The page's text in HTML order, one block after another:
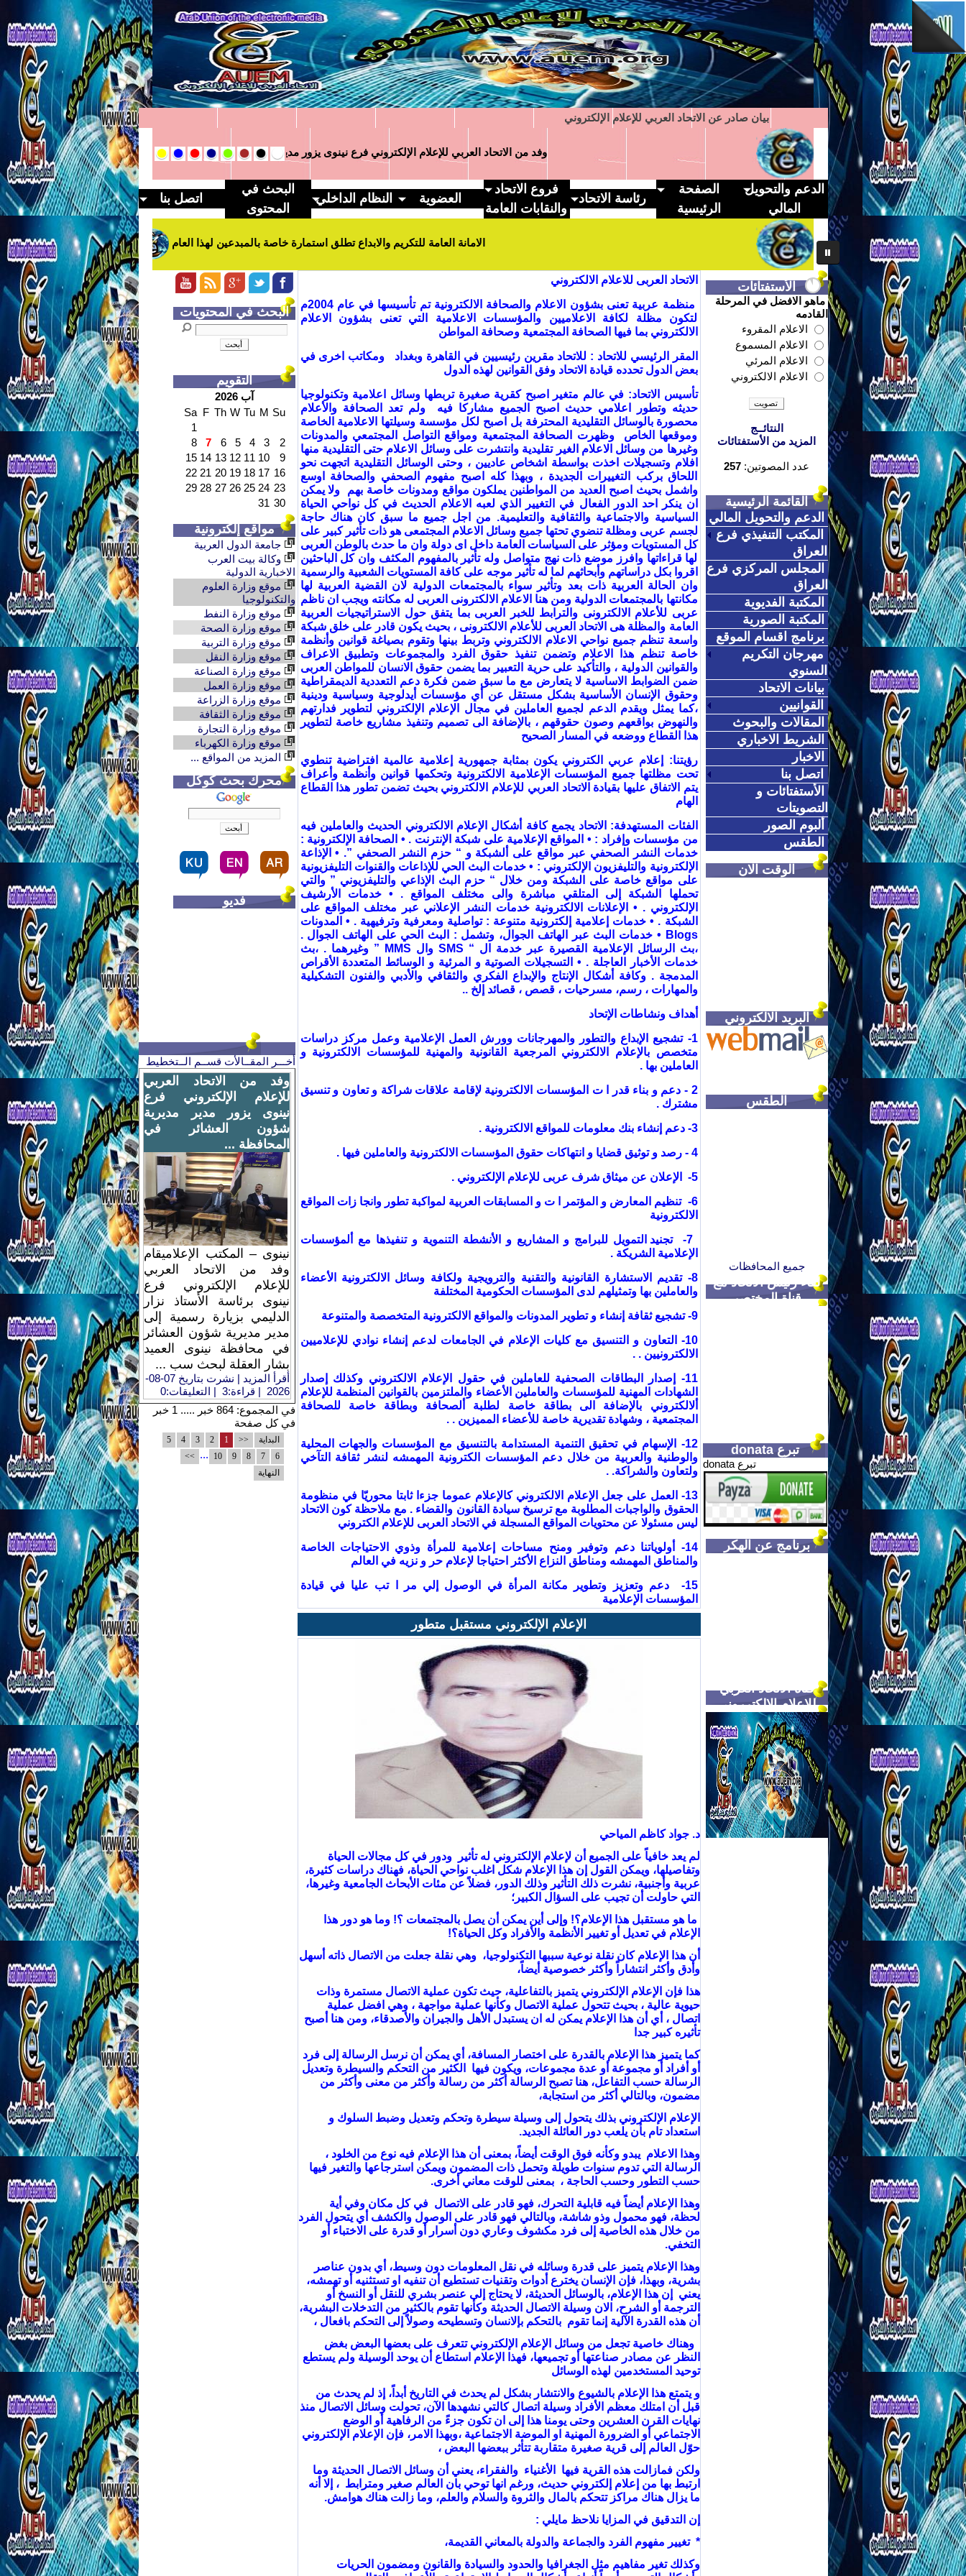
بيان صادر عن الاتحاد العربي للإعلام الإلكتروني
وفد من الاتحاد العربي للإعلام الإلكتروني فرع نينوى يزور مدير مديرية شؤون العشائر في المحافظة وفد من الاتحاد العربي
الدعم والتحويل
المالي
الصفحة
الرئيسية
رئاسة الاتحاد
فروع الاتحاد
والنقابات العامة
العضوية النظام الداخلي
البحث في
المحتوى
اتصل بنا
الامانة العامة للتكريم والابداع تطلق استمارة خاصة بالمبدعين لهذا العام الاتحاد العربي يبدء اول اجتماعات
1 2 3 5 6 7
الأستفتائات
ماهو الافضل في المرحلة
القادمه
الاعلام المقروء
الاعلام المسموع
الاعلام المرئي
الاعلام الالكتروني
النتائــج
المزيد من الأستفتائات
عدد المصوتين: 257
القائمة الرئيسية
الدعم والتحويل المالي
المكتب التنفيذي فرع
العراق
المجلس المركزي فرع
العراق
المكتبة الفديوية
المكتبة الصورية
برنامج اقسام الموقع
مهرجان التكريم
السنوي
بيانات الاتحاد
القوانيين
المقالات والبحوث
الشريط الاخباري
الاخبار
اتصل بنا
الأستفتائات و
التصويتات
ألبوم الصور
الطقس
الوقت الان
البريد الالكتروني
الطقس
جميع المحافظات
لقاء رئيس الاتحاد مع
قناة المختصر
تبرع donata
تبرع donata
برنامج عن الهكر
قناة الاتحاد العربي
للاعلام الالكترروني
الاتحاد العربى للاعلام الالكتروني
منظمة عربية تعنى بشؤون الاعلام والصحافة الالكترونية تم تأسيسها في عام 2004م
لتكون مظلة لكافة الاعلاميين والمؤسسات الاعلامية التي تعنى بشؤون الاعلام
الالكتروني بما فيها الصحافة المجتمعية وصحافة المواطن
المقر الرئيسي للاتحاد : للاتحاد مقرين رئيسيين في القاهرة وبغداد ومكاتب اخرى في
بعض الدول تحدده قيادة الاتحاد وفق القوانين لهذه الدول
تأسيس الاتحاد: في عالم متغير اصبح كقرية صغيرة تربطها وسائل اعلامية وتكنولوجيا
حديثه وتطور اعلامي حديث اصبح الجميع مشاركا فيه ولم تعد الصحافة والأعلام
محصورة بالوسائل التقليدية المحترفة بل اصبح لكل مؤسسة وسيلتها الاعلامية الخاصة
وموقعها الخاص وظهرت الصحافة المجتمعية ومواقع التواصل المجتمعي والمدونات
وغيرها من وسائل الاعلام الغير تقليدية وانتشرت على وسائل الاعلام حتى التقليدية منها
افلام وتسجيلات اخذت بواسطة اشخاص عاديين ، وحتى الوسائل التقليدية اتجهت نحو
اللحاق بركب التغييرات الجديدة ، وبهذا كله اصبح مفهوم الصحفي والصحافة اوسع
واشمل بحيث اصبح العديد من المواطنين يملكون مواقع ومدونات خاصة بهم ولا يمكن
ان ينكر احد الدور الفعال في التغيير الذي لعبه الاعلام الحديث في كل نواحي الحياة
السياسية والاجتماعية والثقافية والتعليمية. من اجل جميع ما سبق كان هناك حاجة
لجسم عربى ومظلة تنضوي تحتها جميع وسائل الاعلام المجتمعى هو ذات تأثير كبير على
كل المستويات ومؤثر على السياسات العامة داخل اى دولة وان ما حدث بالوطن العربى
لها قراءاتها وافرز موضع ذات نهج متواصل وله تأثير بالمفهوم المكثف وان كل الباحثين
اقروا بكل دراساتهم وأبحاثهم لما له تأثير موجه على كافة المستويات الشعبية والرسمية
وان الحالة العربية ذات بعد وتأثير سواء بالمجتمعات الدولية لان القضية العربية لها
مكانتها بالمجتمعات الدولية ومن هنا الاعلام الالكترونى العربى له مكانته ويجب ان ناظم
عربى للأعلام الالكترونى والترابط للخبر العربى بما يتفق حول الاستراتيجيات العربية
العامة والمظلة هى الاتحاد العربى للأعلام الالكترونى ، بحيث يكون قادر على خلق شبكة
واسعة تنظم جميع نواحي الاعلام الالكتروني وتربط بينها وتقوم بصياغة قوانين وأنظمة
خاصة تنظم هذا الاعلام وتضمن تنفيذ حقوق الفرد والمجموعات وتطبيق الاعراف
والقوانين الدولية ، والتأكيد على حرية التعبير بما يضمن حقوق الانسان للمواطن العربى
ضمن الضوابط الاساسية لا يتعارض مع ما سبق ضمن فكرة دعم التعددية الديمقراطية
وحقوق الإنسان الأساسية بشكل مستقل عن أي مؤسسات أيدلوجية وسياسية ودينية
،كما يمثل ويقدم الدعم لجميع العاملين في مجال الإعلام الإلكتروني لتطوير فدارتهم
والنهوض بواقعهم وصون حقوقهم ، بالإضافة الى تصميم وتنفيذ مشاريع خاصة لتطوير
هذا القطاع ووضعه في المسار الصحيح
رؤيتنا:
إعلام عربي الكتروني يكون بمثابة جمهورية إعلامية عالمية افتراضية تنطوي
تحت مظلتها جميع المؤسسات الإعلامية الالكترونية وتحكمها قوانين وأنظمة وأعراف
يتم الاتفاق عليها بقيادة الاتحاد العربي للإعلام الالكتروني بحيث تضمن تطور هذا القطاع
الهام
الفئات المستهدفة: الاتحاد يجمع كافة أشكال الإعلام الالكتروني الحديث والعاملين فيه
من مؤسسات وإفراد : • المواقع الإعلامية على شبكة الإنترنت . • الصحافة الإلكترونية :
خدمات النشر الصحفي عبر مواقع على ألشبكة و “ حزم النشر الصحفي ”. • الإذاعة
الإلكترونية والتليفزيون الإلكتروني : • خدمات البث الحي للإذاعات والقنوات التليفزيونية
على مواقع خاصة على الشبكة ومن خلال “ حزم البث الإذاعي والتليفزيوني ” والتي
تحملها الشبكة إلى المتلقي مباشرة والى مختلف المواقع . •خدمات الأرشيف
الإلكتروني . •
الإعلانات الالكترونية خدمات النشر الإعلاني عبر مختلف المواقع على
الشبكة . • خدمات إعلامية إلكترونية متنوعة : تواصلية ومعرفية وترفيهية . • المدونات
Blogs •
خدمات البث عبر الهاتف الجوال، وتشمل : البث الحي على الهاتف الجوال .
،بث الرسائل الإعلامية القصيرة عبر خدمة ال “ SMS وال
وغيرهما . ،بث
خدمات الأخبار العاجلة . •
التسجيلات الصوتية و المرئية و الوسائط المتعددة الأقراص
المدمجة . وكافة أشكال الإنتاج والإبداع الفكري والثقافي والأدبي والفنون التشكيلية
والمهارات ، رسم، مسرحيات ، قصص ، قصائد إلخ ..
أهداف ونشاطات الإتحاد
1- تشجيع الإبداع والتطور والمهرجانات وورش العمل الإعلامية وعمل مركز دراسات
متخصص بالإعلام الالكتروني المرجعية القانونية والمهنية للمؤسسات الالكترونية و
العاملين بها .
2 - دعم و بناء قدر ا ت المؤسسات الالكترونية لإقامة علاقات شراكة و تعاون و تنسيق
مشترك .
3- دعم إنشاء بنك معلومات للمواقع الالكترونية .
4 - رصد و توثيق قضايا و انتهاكات حقوق المؤسسات الالكترونية والعاملين فيها .
5- الإعلان عن ميثاق شرف عربى للإعلام الإلكتروني .
6- تنظيم المعارض و المؤتمر ا ت و المسابقات العربية لمواكبة تطور وانجا زات المواقع
الالكترونية
7-
تجنيد التمويل للبرامج و المشاريع و الأنشطة التنموية و تنفيذها مع ألمؤسسات
الإعلامية الشريكة .
8- تقديم الاستشارة القانونية والتقنية والترويجية ولكافة وسائل الالكترونية الأعضاء
والعاملين بها وتمثيلهم لدى المؤسسات الحكومية المختلفة
9- تشجيع ثقافة إنشاء و تطوير المدونات والمواقع الالكترونية المتخصصة والمتنوعة
10- التعاون و التنسيق مع كليات الإعلام في الجامعات لدعم إنشاء نوادي للإعلاميين
الالكترونيين . .
11- إصدار البطاقات الصحفية للعاملين في حقول الإعلام الالكتروني وكذلك إصدار
الشهادات المهنية للمؤسسات والعاملين الأعضاء والملتزمين بالقوانين المنظمة للإعلام
ألالكتروني بالإضافة الى بطاقة خاصة لطلبة ألصحافة وبطاقة خاصة للصحافة
المجتمعية ، وشهادة تقديرية خاصة للأعضاء المميزين . .
12- الإسهام في تحقيق التنمية المستدامة بالتنسيق مع المؤسسات والجهات المحلية
والوطنية والعربية من خلال دعم المؤسسات الكترونية المهمشه لنشر ثقافة التآخي
ولتعاون والشراكة. .
13- العمل على جعل الإعلام الالكتروني كالإعلام عموما جزءا ثابتا محوريّا في منظومة
الحقوق والواجبات المطلوبة مع ترسيخ سيادة القانون والقضاء . مع ملاحظة كون الاتحاد
ليس مسئولا عن محتويات المواقع المسجلة في الاتحاد العربى للإعلام الكتروني
14- أولوياتنا دعم وتوفير ومنح مساحات إعلامية للمرأة وذوي الاحتياجات الخاصة
والمناطق المهمشه ومناطق النزاع الأكثر احتياجا لإعلام حر و نزيه في العالم
15- دعم وتعزيز وتطوير مكانة المرأة في الوصول إلي مر ا تب عليا في قيادة
المؤسسات الإعلامية
الإعلام الإلكتروني مستقبل متطور
د. جواد كاظم المياحي
لم يعد خافياً على الجميع أن لإعلام الإلكتروني له تأثير ودور في كل مجالات الحياة
وتفاصيلها، ويمكن القول إن هذا الإعلام شكل اغلب نواحي الحياة، فهناك دراسات كثيرة،
عربية وأجنبية، نشرت ذلك التأثير وذلك الدور، فضلاً عن مئات الأبحاث الجامعية وغيرها،
التي حاولت أن تجيب على السؤال الكبير؛
ما هو مستقبل هذا الإعلام؟! وإلى أين يمكن أن يصل بالمجتمعات ؟! وما هو دور هذا
الإعلام في تعديل أو تغيير الأنظمة والأفراد وكل الحياة؟!
أن هذا الإعلام كان نقلة نوعية سببها التكنولوجيا، وهي نقلة جعلت من الاتصال ذاته أسهل
وأدق وأكثر انتشاراً وأكثر خصوصية أيضاً،
هذا فإن الإعلام الإلكتروني يتميز بالتفاعلية، حيث تكون عملية الاتصال مستمرة وذات
حيوية عالية ، بحيث تتحول عملية الاتصال وكأنها عملية مواجهة ، وهي افضل عملية
اتصال ، أي أن هذا الإعلام يمكن له ان يستبدل الأهل والجيران والأصدقاء، ومن هنا أصبح
تأثيره كبير جدا
كما يتميز هذا الإعلام بالقدرة على اختصار المسافة، أي يمكن أن نرسل الرسالة إلى فرد
أو أفراد أو مجموعة أو عدة مجموعات، ويكون فيها الكثير من التحكم والسيطرة وتعديل
الرسالة حسب التفاعل، هنا تصبح الرسالة أكثر من رسالة وأكثر من معنى وأكثر من
مضمون، وبالتالي أكثر من استجابة،
الإعلام الإلكتروني بذلك يتحول إلى وسيلة سيطرة وتحكم وتعديل وضبط السلوك و
استعداد تام بأن يلعب دور العائلة الجديد.
وهذا الاعلام يبدو وكأنه فوق الوقت أيضاً، بمعنى أن هذا الإعلام فيه نوع من الخلود ،
الرسالة التي تدوم سنوات طويلة وتحمل ذات المضمون ويمكن استرجاعها والتغير فيها
حسب التطور وحسب الحاجة ، بمعنى للوقت معاني أخرى.
وهذا الإعلام أيضاً فيه قابلية التحرك، فهو قادر على الاتصال في كل مكان وفي أية
لحظة، فهو محمول وذو شاشة، وبالتالي فهو قادر على الوصول والكشف أي يتحول الفرد
من خلال هذه الخاصية إلى فرد مكشوف وعاري دون أسرار أو قدرة على الاختباء أو
التخفي.
وهذا الإعلام يتميز على قدرة وسائله في نقل المعلومات دون وسيط، أي بدون عناصر
بشرية، وبهذا، فإن الإنسان يخترع أدوات وتقنيات تستطيع أن تنفيه او تستثنيه أو تهمشه،
يعني إن هذا الإعلام، بالوسائل الحديثة، لا يحتاج إلى عنصر بشري للنقل أو النسخ أو
الترجمة أو الشرح، الان وسيلة الاتصال الحديثة وكأنها تقوم بالكثير من التدخلات البشرية،
أن هذه القدرة الآلية إنما تقوم بالتحكم بإلانسان وتسطيحه وصولاً إلى التحكم بافعال ،
وهناك خاصية تجعل من وسائل الإعلام الإلكتروني تتعرف على بعضها البعض بغض
النظر عن مصادر صناعتها أو تجميعها، فهذا الإعلام استطاع أن يوحد الوسيلة ولم يستطع
توحيد المستخدمين لهذه الوسائل
و يتمتع هذا الإعلام بالشيوع والانتشار بشكل لم يحدث في التاريخ أبداً، إذ لم يحدث من
قبل أن امتلك معظم الأفراد وسيلة اتصال كالتي نشهدها الآن، تحولت وسائل الاتصال منذ
نهايات القرن العشرين وحتى يومنا هذا إلى ان تكون جزءً من الرفاهية أو الوضع
الاجتماعي أو الضرورة المهنية او الموضة الاجتماعية ،وبهذا الامر، فإن الإعلام الإلكتروني
حوّل العالم إلى قرية صغيرة متقاربة تتأثر ببعضها البعض ،
ولكن فمازالت هذه القرية فيها الأغنياء والفقراء، يعني أن وسائل الاتصال الحديثة وما
ارتبط بها من إعلام إلكتروني حديث، ورغم انها توحي بان العالم صغير ومترابط ، إلا أنه
ما يزال هناك مراكز تتحكم بالمال والثروة والسلام والعلم، وما زالت هناك هوامش.
إن التدقيق في المزايا نلاحظ مايلي :
* تغيير مفهوم الفرد والجماعة والدولة بالمعاني القديمة،
وكذلك تغير مفاهيم مثل الجغرافيا والحدود والسيادة والقانون ومضمون الحريات
البحث في المحتويات
التقويم
آب 2026
Su
M
Tu
W
Th
F
Sa
1
2
3
4
5
6
7
8
9
10
11
12
13
14
15
16
17
18
19
20
21
22
23
24
25
26
27
28
29
30
31
مواقع إلكترونية
جامعة الدول العربية
وكالة بيت العرب
الاخبارية الدولية
موقع وزارة العلوم
والتكنولوجيا
موقع وزارة النفط
موقع وزارة الصحة
موقع وزارة التربية
موقع وزارة النقل
موقع وزارة الصناعة
موقع وزارة العمل
موقع وزارة الزراعة
موقع وزارة الثقافة
موقع وزارة التجارة
موقع وزارة الكهرباء
المزيد من المواقع ...
محرك بحث كوكل
فديو
أخـــر المقــالأت قســم الــتخطيط
وفد من الاتحاد العربي
للإعلام الإلكتروني فرع
نينوى يزور مدير مديرية
شؤون العشائر في
المحافظة ...
نينوى – المكتب الإعلاميقام
وفد من الاتحاد العربي
للإعلام الإلكتروني فرع
نينوى برئاسة الأستاذ نزار
الدليمي بزيارة رسمية إلى
مدير مديرية شؤون العشائر
في محافظة نينوى العميد
بشار العقلة لبحث سب ...
أقرأ المزيد
| نشرت بتاريخ 07-08-
2026 | قراءة:3
| التعليقات:0
في المجموع: 864 خبر ..... 1 خبر
في كل صفحة
البداية <<
1
2
3
4
5
6
7
8
9
10
...
>>
النهاية